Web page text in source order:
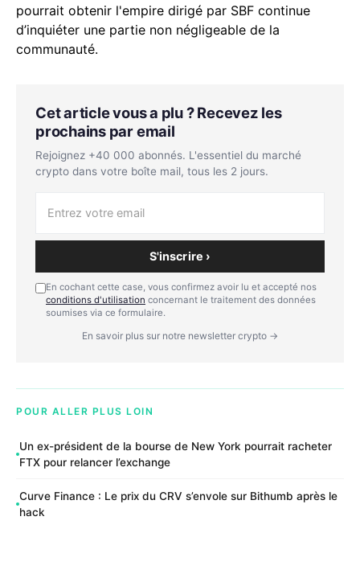
pourrait obtenir l'empire dirigé par SBF continue
d’inquiéter une partie non négligeable de la
communauté.
Cet article vous a plu ? Recevez les
prochains par email
Rejoignez +40 000 abonnés. L'essentiel du marché
crypto dans votre boîte mail, tous les 2 jours.
S'inscrire ›
En cochant cette case, vous confirmez avoir lu et accepté nos
conditions d'utilisation concernant le traitement des données
soumises via ce formulaire.
En savoir plus sur notre newsletter crypto →
POUR ALLER PLUS LOIN
Un ex-président de la bourse de New York pourrait racheter
FTX pour relancer l’exchange
Curve Finance : Le prix du CRV s’envole sur Bithumb après le
hack